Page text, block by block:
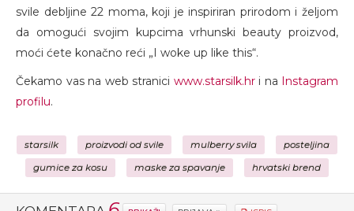
svile debljine 22 moma, koji je inspiriran prirodom i željom
da omogući svojim kupcima vrhunski beauty proizvod,
moći ćete konačno reći „I woke up like this“.
Čekamo vas na web stranici www.starsilk.hri na Instagram
profilu.
starsilk proizvodi od svile mulberry svila posteljina
gumice za kosu maske za spavanje hrvatski brend